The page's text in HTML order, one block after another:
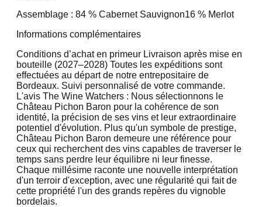
Assemblage : 84 % Cabernet Sauvignon16 % Merlot
Informations complémentaires
Conditions d’achat en primeur Livraison après mise en
bouteille (2027–2028) Toutes les expéditions sont
effectuées au départ de notre entrepositaire de
Bordeaux. Suivi personnalisé de votre commande.
L'avis The Wine Watchers : Nous sélectionnons le
Château Pichon Baron pour la cohérence de son
identité, la précision de ses vins et leur extraordinaire
potentiel d'évolution. Plus qu'un symbole de prestige,
Château Pichon Baron demeure une référence pour
ceux qui recherchent des vins capables de traverser le
temps sans perdre leur équilibre ni leur finesse.
Chaque millésime raconte une nouvelle interprétation
d'un terroir d'exception, avec une régularité qui fait de
cette propriété l'un des grands repères du vignoble
bordelais.